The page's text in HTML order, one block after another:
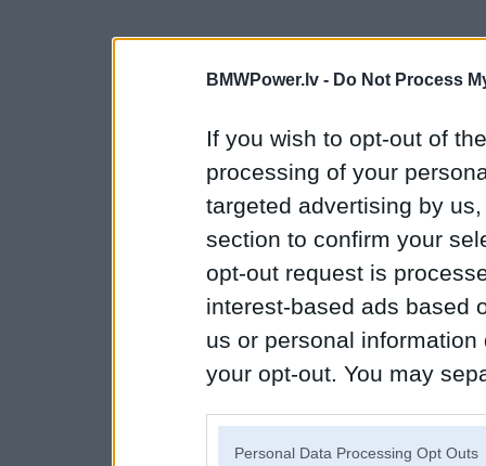
BMWPower.lv - Do Not Process
If you wish to opt-out of
processing of your
targeted advertising by
section to confirm your
opt-out request is
interest-based ads based
us or personal
your opt-out. You may
Personal Data Processing Opt Outs